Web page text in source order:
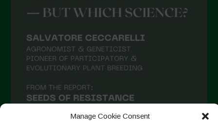
Manage Cookie Consent
Luglio 2021
Aprile 2021
Febbraio 2021